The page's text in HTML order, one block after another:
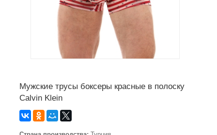
Мужские трусы боксеры красные в полоску
Calvin Klein